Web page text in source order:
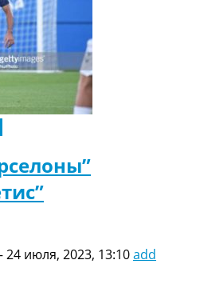
24 июля, 2023, 13:10add